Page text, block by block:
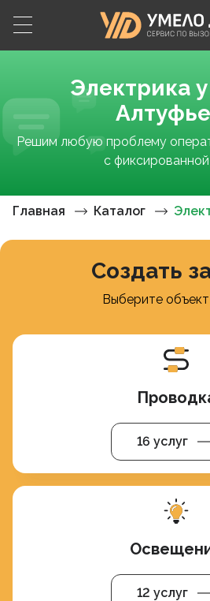
Электрика
Решим любую проблему
с
Главная Каталог
Создать
Выберите
16 услуг
12 услуг